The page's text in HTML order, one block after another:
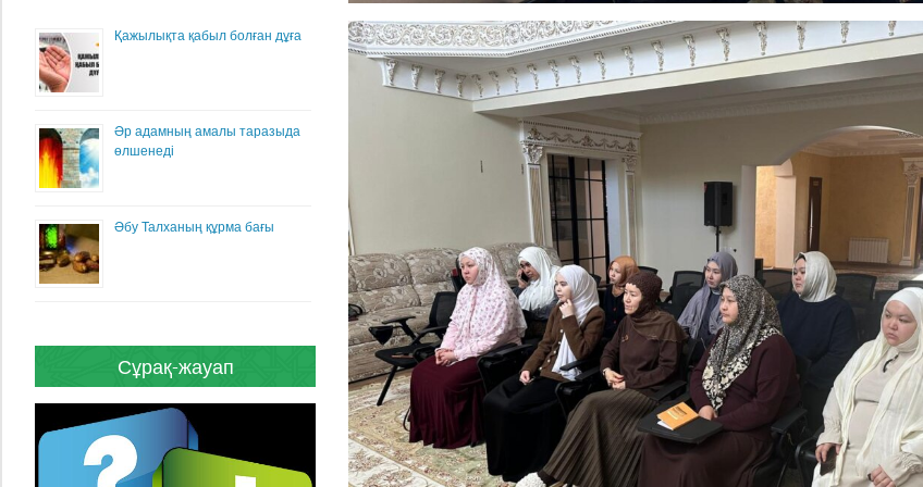
Қажылықта қабыл болған дұға
Әр адамның амалы таразыда
өлшенеді
Әбу Талханың құрма бағы
Сұрақ-жауап